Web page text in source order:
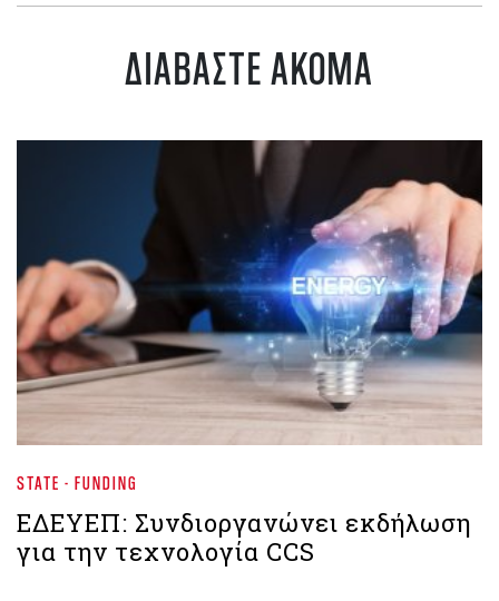
ΔΙΑΒΑΣΤΕ ΑΚΟΜΑ
STATE - FUNDING
ΕΔΕΥΕΠ: Συνδιοργανώνει εκδήλωση
για την τεχνολογία CCS